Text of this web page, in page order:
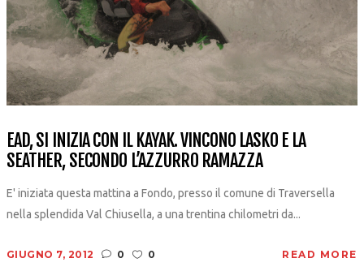
EAD, SI INIZIA CON IL KAYAK. VINCONO LASKO E LA
SEATHER, SECONDO L’AZZURRO RAMAZZA
E' iniziata questa mattina a Fondo, presso il comune di Traversella
nella splendida Val Chiusella, a una trentina chilometri da...
GIUGNO 7, 2012 0 0 READ MORE